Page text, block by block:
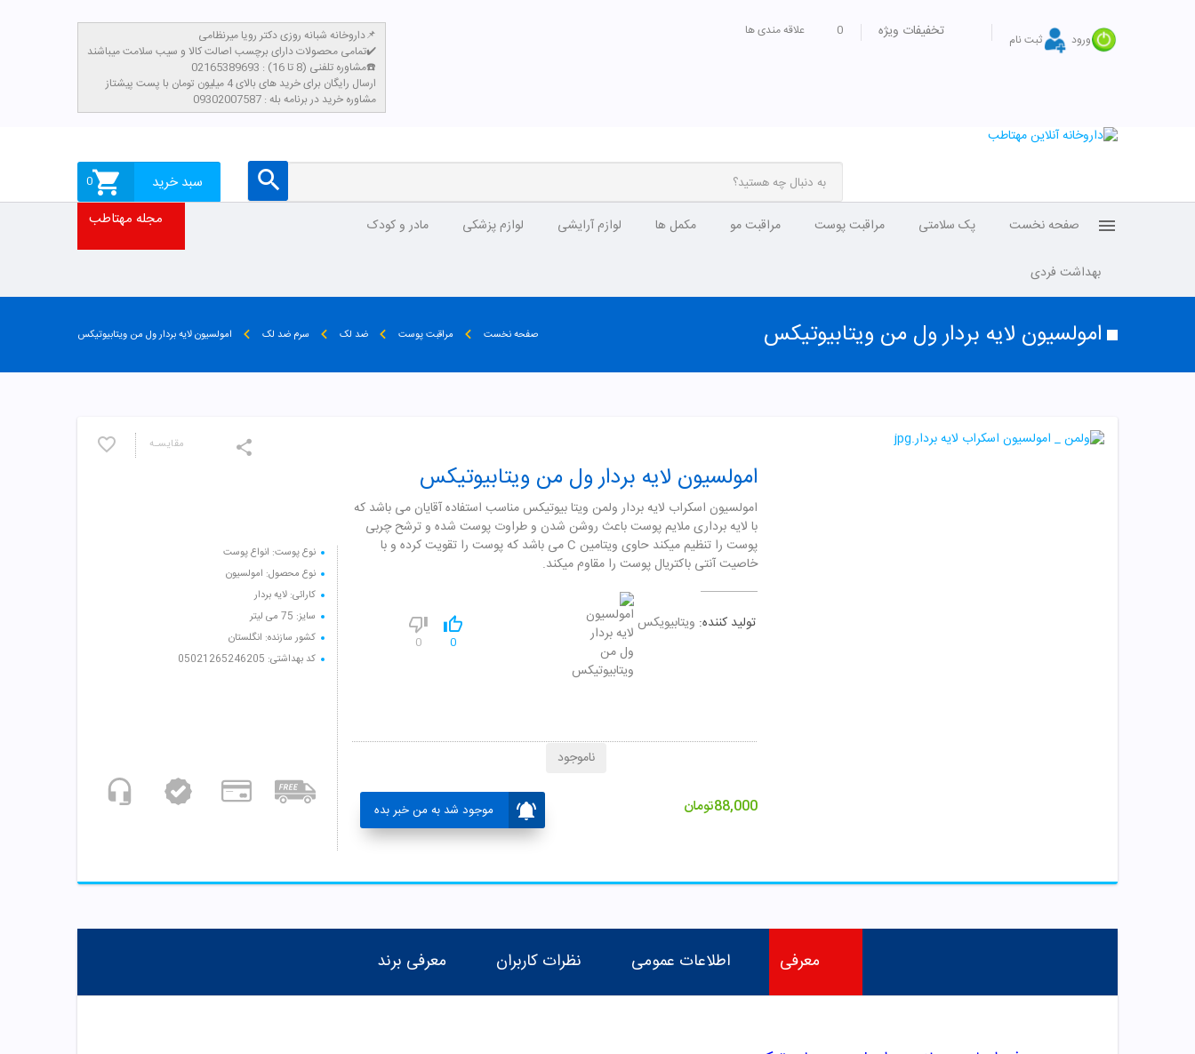
ورود ثبت نام تخفیفات ویژه 0 علاقه مندی ها
داروخانه شبانه روزی دکتر رویا میرنظامی📌
تمامی محصولات دارای برچسب اصالت کالا و سیب سلامت میباشند✔️
مشاوره تلفنی (8 تا 16) : 02165389693☎️
​ارسال رایگان برای خرید های بالای 4 میلیون تومان با پست پیشتاز
مشاوره خرید در برنامه بله : 09302007587
سبد خرید 0
صفحه نخست پک سلامتی مراقبت پوست مراقبت مو مکمل ها لوازم آرایشی لوازم پزشکی مادر و کودک
بهداشت فردی
مجله مهتاطب
امولسیون لایه بردار ول من ویتابیوتیکس صفحه نخست مراقبت پوست ضد لک سرم ضد لک امولسیون لایه بردار ول من ویتابیوتیکس
مقایسـه
نوع پوست: انواع پوست
نوع محصول: امولسیون
کارائی: لایه بردار
سایز: 75 می لیتر
کشور سازنده: انگلستان
کد بهداشتی: 05021265246205
امولسیون لایه بردار ول من ویتابیوتیکس
امولسیون اسکراب لایه بردار ولمن ویتا بیوتیکس مناسب استفاده آقایان می باشد که
با لایه برداری ملایم پوست باعث روشن شدن و طراوت پوست شده و ترشح چربی
پوست را تنظیم میکند حاوی ویتامین C می باشد که پوست را تقویت کرده و با
خاصیت آنتی باکتریال پوست را مقاوم میکند.
تولید کننده: ویتابیویکس
0
0
88,000تومان موجود شد به من خبر بده
ناموجود
معرفی اطلاعات عمومی نظرات کاربران معرفی برند